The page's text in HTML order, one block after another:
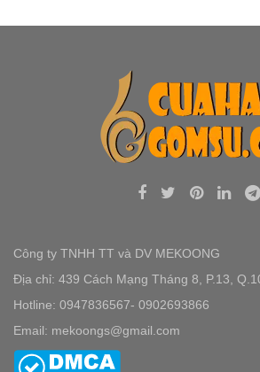
Công ty TNHH TT và DV MEKOONG
Địa chỉ: 439 Cách Mạng Tháng 8, P.13,
Hotline: 0947836567- 0902693866
Email: mekoongs@gmail.com